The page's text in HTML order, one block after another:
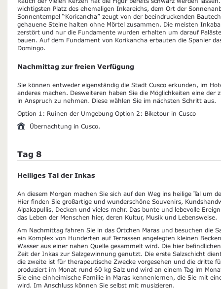
wichtigsten Platz des ehemaligen Inkareichs, dem Ort der
Sonnentempel “Koricancha” zeugt von der beeindruckenden
gehauene Steine halten ohne Mörtel zusammen. Die meisten
zerstört und nur die Fundamente wurden erhalten um darauf
bauen. Auf dem Fundament von Korikancha erbauten die Spanier
Domingo.
Nachmittag zur freien Verfügung
Sie können entweder eigenständig die Stadt Cusco erkunden, im
anderes machen. Desweiteren haben Sie die Möglichkeiten eine der
in Anspruch zu nehmen. Diese wählen Sie im nächsten Schritt aus.
Option 1: Ruinen der Umgebung Option 2: Biketour in Cusco
Übernachtung in Cusco.
Tag 8
Heiliges Tal der Inkas
An diesem Morgen machen Sie sich auf den Weg ins heilige Tal um
Hier finden Sie großartige und wunderschöne Souvenirs,
Alpakapullis, Decken und vieles mehr. Das bunte und lebevolle
das Leben der Menschen hier, deren Kultur, Musik und Lebensweise.
Am Nachmittag fahren Sie in das Örtchen Maras und besuchen die
ein Komplex von Hunderten auf Terrassen angelegten kleinen
Wasser aus einer nahen Quelle gesammelt wird. Die hier
Zeit der Inkas zur Salzgewinnung genutzt. Die erste Salzschicht
die zweite ist für therapeutische Zwecke vorgesehen und die dritte
produziert im Monat rund 60 kg Salz und wird an einem Tag im
Sie eine einheimische Familie in Maras kennenlernen, die Sie mit
wird. Im Anschluss können Sie selbst mit musizieren.